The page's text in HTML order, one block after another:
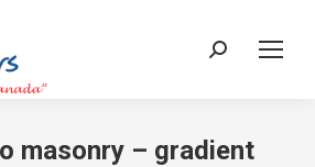
Search:
masonry – gradient